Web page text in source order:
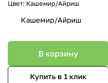
Цвет: Кашемир/Айриш
Кашемир/Айриш
В корзину
Купить в 1 клик